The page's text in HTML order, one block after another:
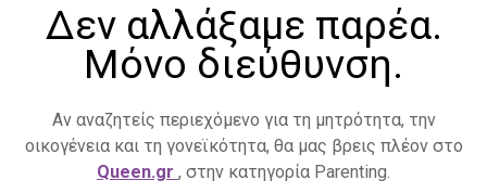
Δεν αλλάξαμε παρέα.
Μόνο διεύθυνση.
Αν αναζητείς περιεχόμενο για τη μητρότητα, την
οικογένεια και τη γονεϊκότητα, θα μας βρεις πλέον στο
Queen.gr , στην κατηγορία Parenting.